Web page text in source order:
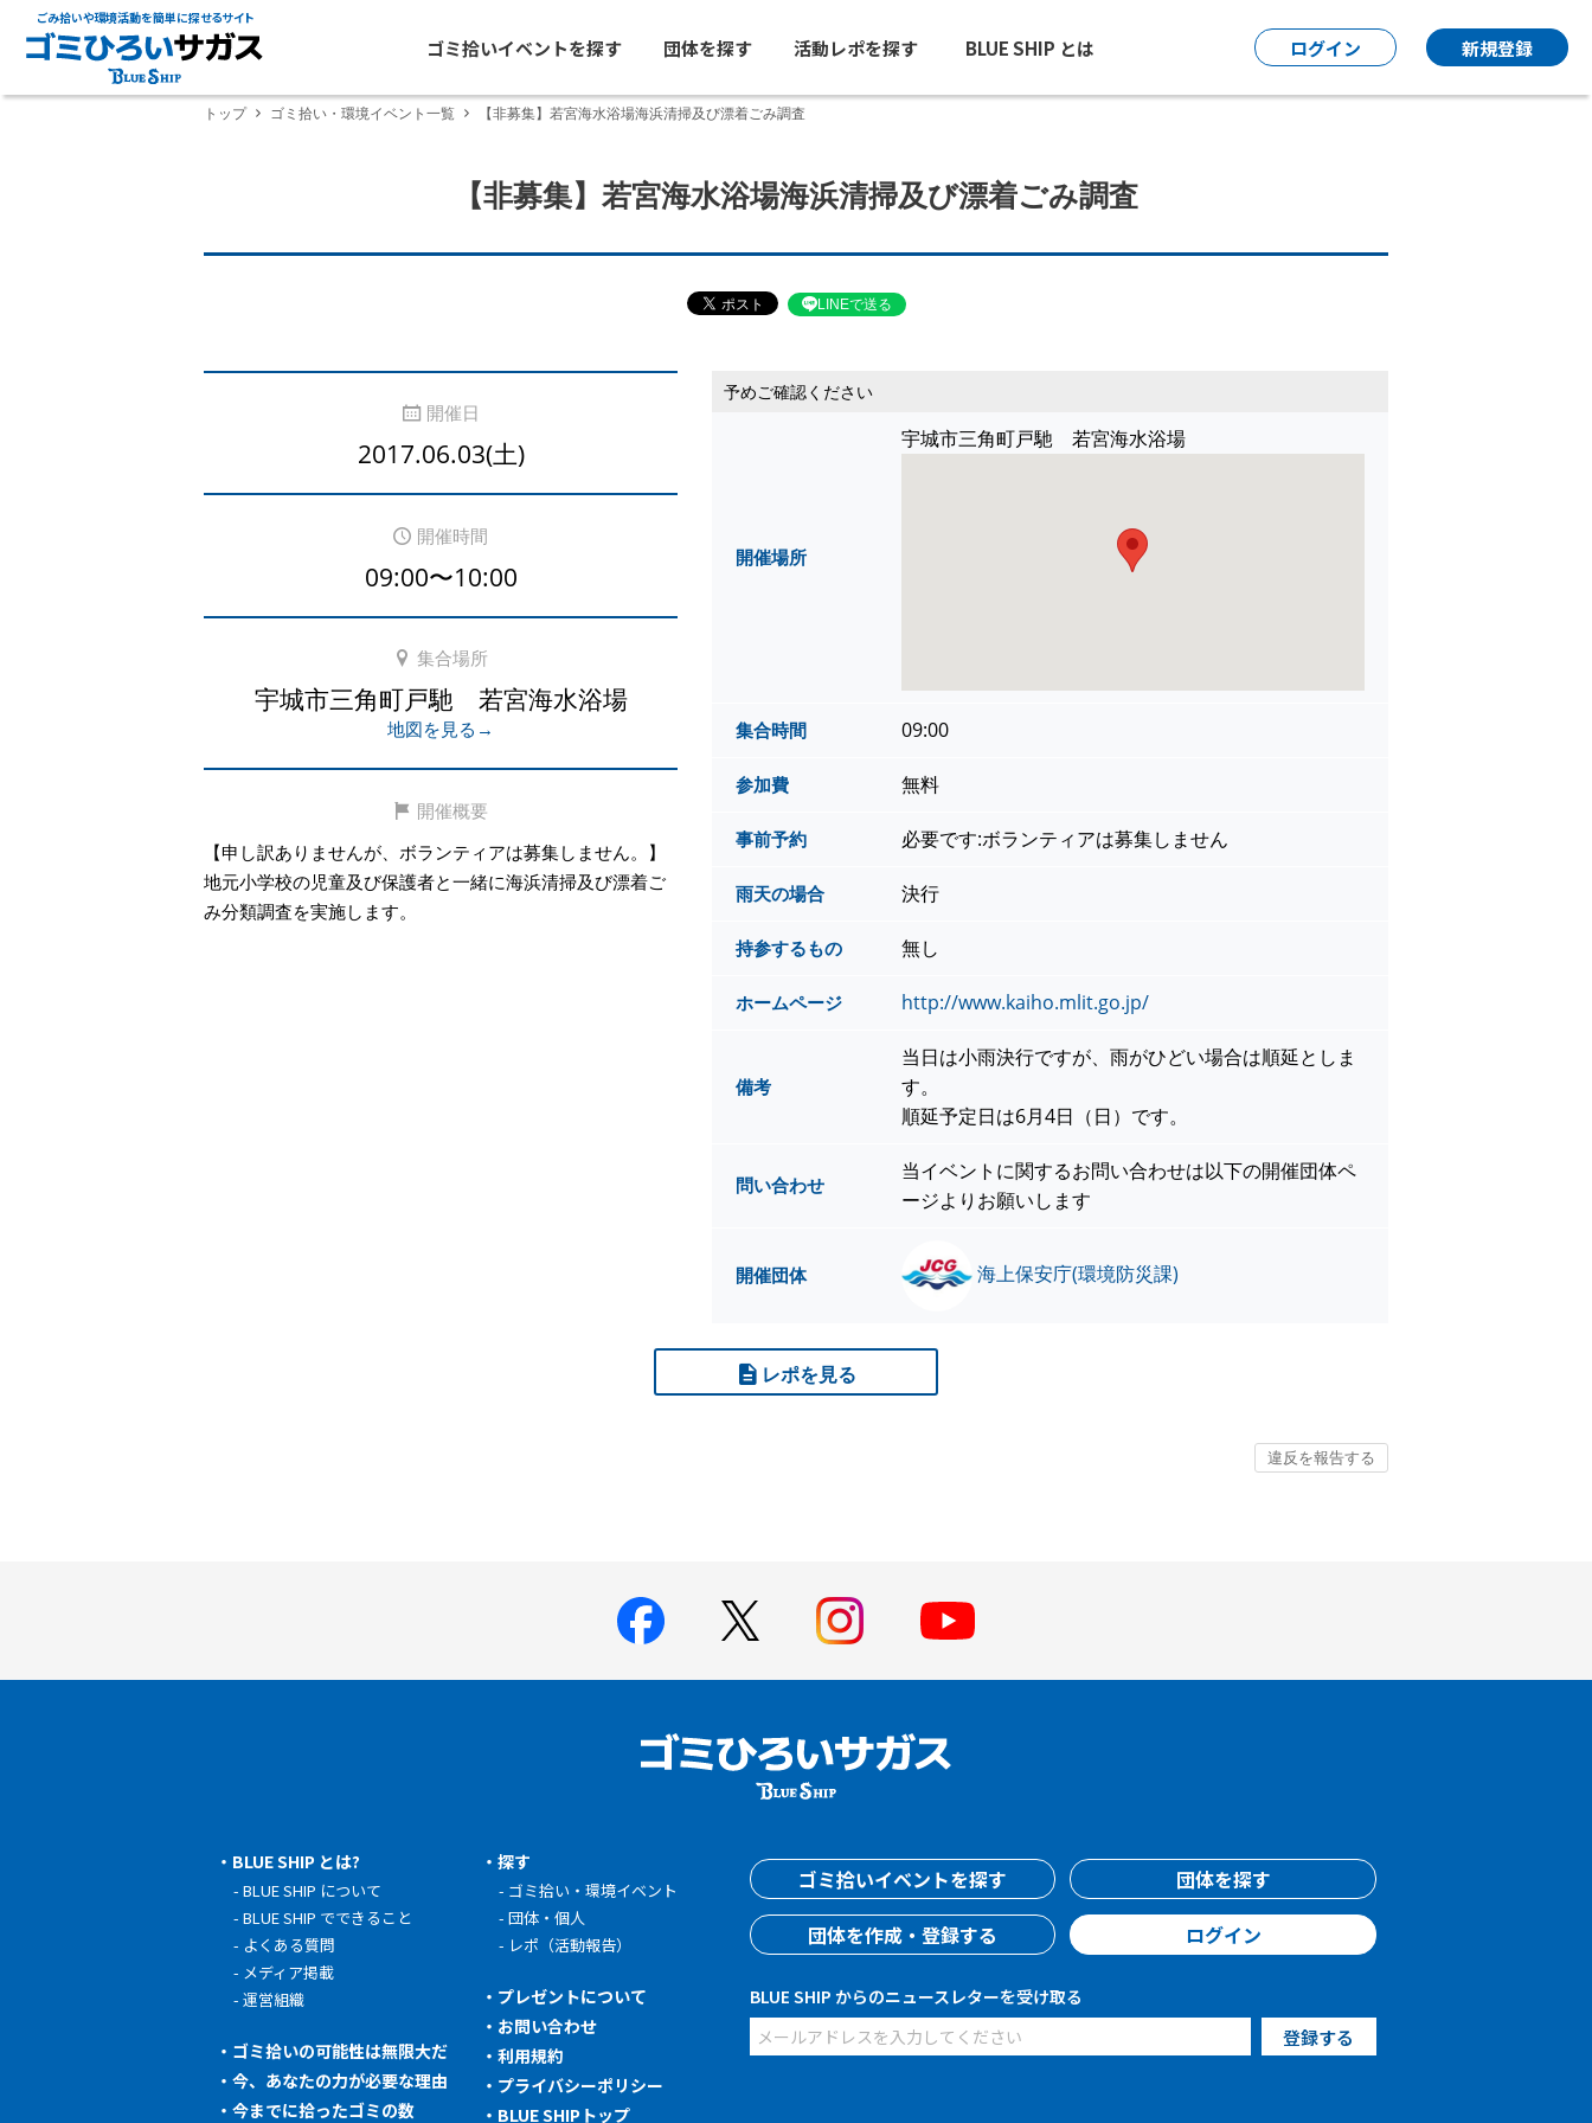
ごみ拾いや環境活動を簡単に探せるサイト
ゴミ拾いイベントを探す 団体を探す 活動レポを探す BLUE SHIP とは ログイン 新規登録
トップ ゴミ拾い・環境イベント一覧 【非募集】若宮海水浴場海浜清掃及び漂着ごみ調査
【非募集】若宮海水浴場海浜清掃及び漂着ごみ調査
LINEで送る
開催日
2017.06.03(土)
開催時間
09:00〜10:00
集合場所
宇城市三角町戸馳 若宮海水浴場
地図を見る→
開催概要
【申し訳ありませんが、ボランティアは募集しません。】
地元小学校の児童及び保護者と一緒に海浜清掃及び漂着ご
み分類調査を実施します。
予めご確認ください
開催場所
宇城市三角町戸馳 若宮海水浴場
集合時間 09:00
参加費 無料
事前予約 必要です:ボランティアは募集しません
雨天の場合 決行
持参するもの 無し
ホームページ http://www.kaiho.mlit.go.jp/
備考
当日は小雨決行ですが、雨がひどい場合は順延としま
す。
順延予定日は6月4日（日）です。
問い合わせ
当イベントに関するお問い合わせは以下の開催団体ペ
ージよりお願いします
開催団体 海上保安庁(環境防災課)
レポを見る
BLUE SHIP とは?
BLUE SHIP について
BLUE SHIP でできること
よくある質問
メディア掲載
運営組織
ゴミ拾いの可能性は無限大だ
今、あなたの力が必要な理由
今までに拾ったゴミの数
探す
ゴミ拾い・環境イベント
団体・個人
レポ（活動報告）
プレゼントについて
お問い合わせ
利用規約
プライバシーポリシー
BLUE SHIPトップ
ゴミ拾いイベントを探す
団体を探す
団体を作成・登録する
ログイン
BLUE SHIP からのニュースレターを受け取る